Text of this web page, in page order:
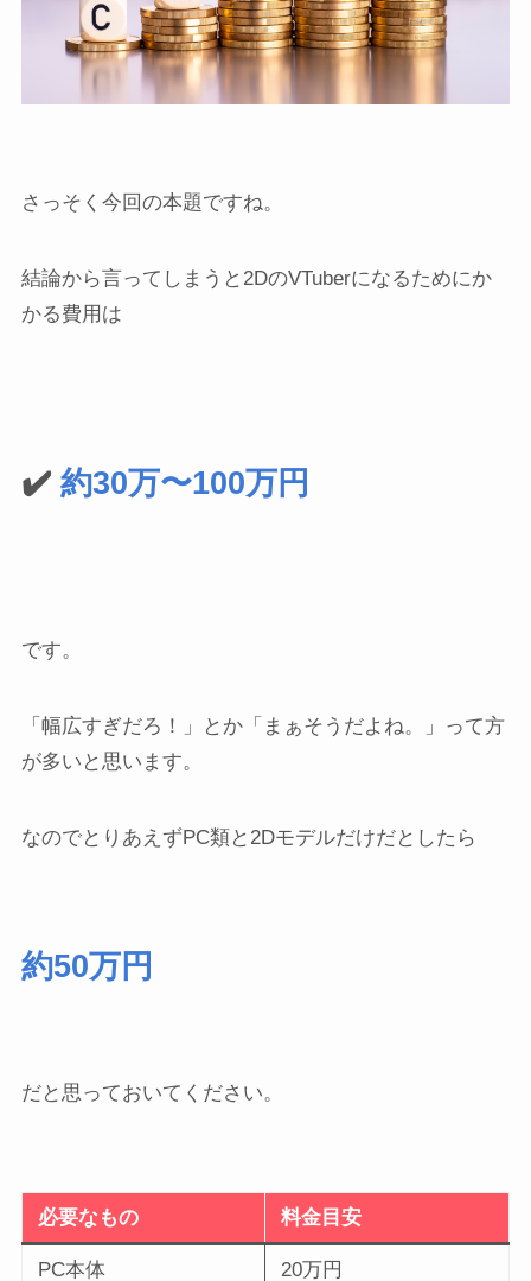
さっそく今回の本題ですね。
結論から言ってしまうと2DのVTuberになるためにか
かる費用は
✔️ 約30万〜100万円
です。
「幅広すぎだろ！」とか「まぁそうだよね。」って方
が多いと思います。
なのでとりあえずPC類と2Dモデルだけだとしたら
約50万円
だと思っておいてください。
必要なもの 料金目安
PC本体 20万円